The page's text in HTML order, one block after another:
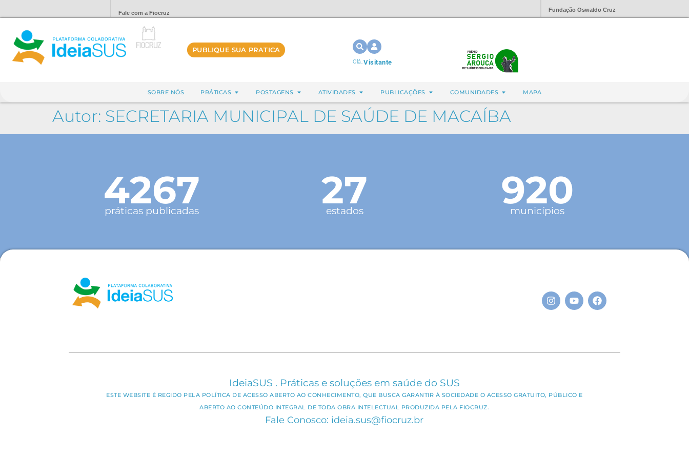
Fale com a Fiocruz Fundação Oswaldo Cruz
PUBLIQUE SUA PRATICA
Olá,Visitante
SOBRE NÓS PRÁTICAS POSTAGENS ATIVIDADES PUBLICAÇÕES COMUNIDADES MAPA
Autor: SECRETARIA MUNICIPAL DE SAÚDE DE MACAÍBA
4267
práticas publicadas 27
estados 920
municípios
IdeiaSUS . Práticas e soluções em saúde do SUS
ESTE WEBSITE É REGIDO PELA POLÍTICA DE ACESSO ABERTO AO CONHECIMENTO, QUE BUSCA GARANTIR À SOCIEDADE O ACESSO GRATUITO, PÚBLICO E
ABERTO AO CONTEÚDO INTEGRAL DE TODA OBRA INTELECTUAL PRODUZIDA PELA FIOCRUZ.
Fale Conosco: ideia.sus@fiocruz.br